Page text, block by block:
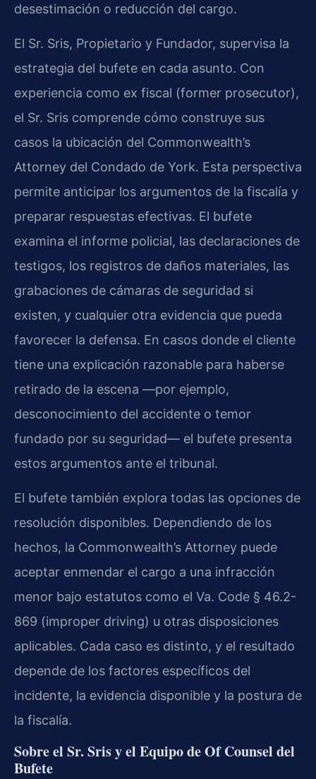
desestimación o reducción del cargo.
El Sr. Sris, Propietario y Fundador, supervisa la
estrategia del bufete en cada asunto. Con
experiencia como ex fiscal (former prosecutor),
el Sr. Sris comprende cómo construye sus
casos la ubicación del Commonwealth’s
Attorney del Condado de York. Esta perspectiva
permite anticipar los argumentos de la fiscalía y
preparar respuestas efectivas. El bufete
examina el informe policial, las declaraciones de
testigos, los registros de daños materiales, las
grabaciones de cámaras de seguridad si
existen, y cualquier otra evidencia que pueda
favorecer la defensa. En casos donde el cliente
tiene una explicación razonable para haberse
retirado de la escena —por ejemplo,
desconocimiento del accidente o temor
fundado por su seguridad— el bufete presenta
estos argumentos ante el tribunal.
El bufete también explora todas las opciones de
resolución disponibles. Dependiendo de los
hechos, la Commonwealth’s Attorney puede
aceptar enmendar el cargo a una infracción
menor bajo estatutos como el Va. Code § 46.2-
869 (improper driving) u otras disposiciones
aplicables. Cada caso es distinto, y el resultado
depende de los factores específicos del
incidente, la evidencia disponible y la postura de
la fiscalía.
Sobre el Sr. Sris y el Equipo de Of Counsel del
Bufete